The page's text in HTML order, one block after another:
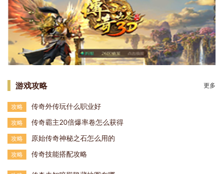
游戏攻略 更多
攻略 传奇外传玩什么职业好
攻略 传奇霸主20倍爆率卷怎么获得
攻略 原始传奇神秘之石怎么用的
攻略 传奇技能搭配攻略